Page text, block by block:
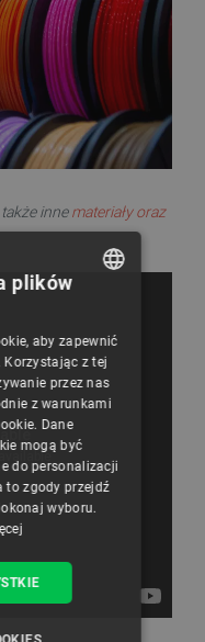
innemateriały oraz
CZECH
ENGLISH
GERMAN
plików
aby zapewnić
Korzystając z tej
przez nas
z warunkami
Dane
mogą być
do personalizacji
to zgody przejdź
wyboru.